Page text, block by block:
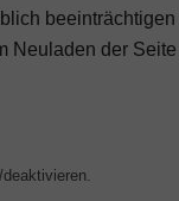
beeinträchtigen
Neuladen der Seite